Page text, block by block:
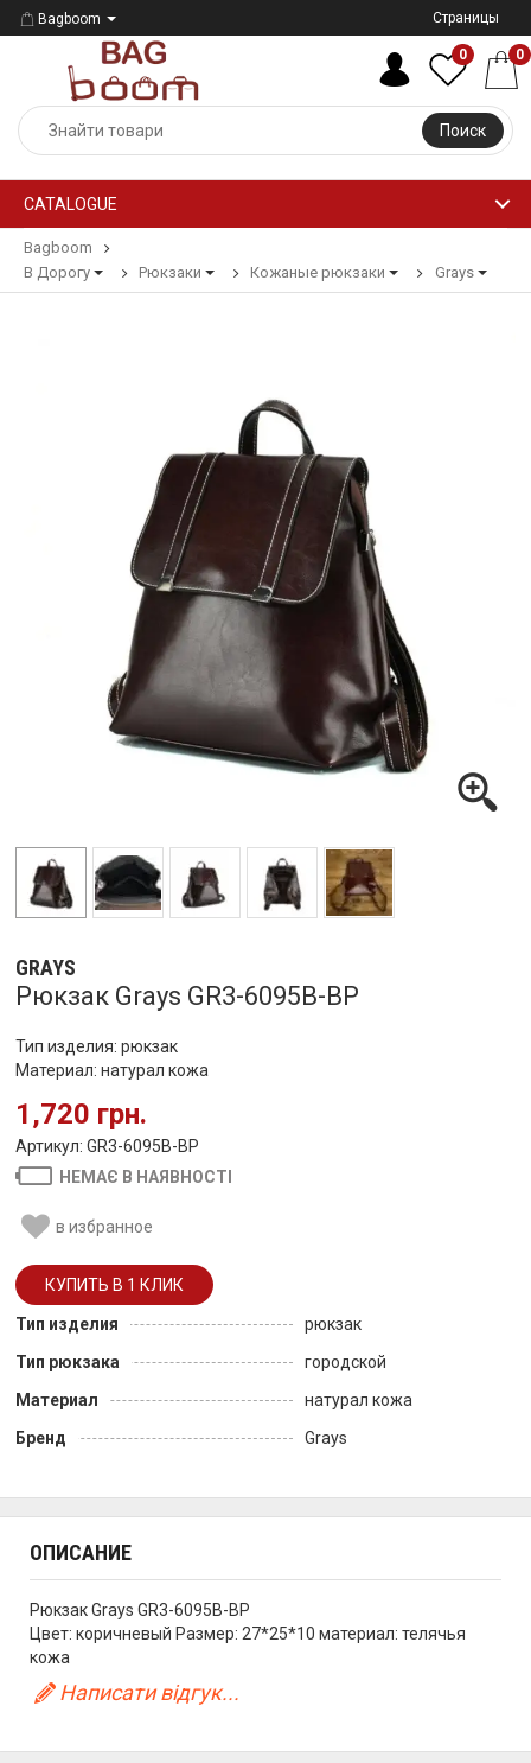
Bagboom Страницы
Поиск
0 0
CATALOGUE
Bagboom
В Дорогу
Рюкзаки Кожаные рюкзаки Grays
GRAYS
Рюкзак Grays GR3-6095B-BP
Тип изделия: рюкзак
Материал: натурал кожа
1,720 грн.
Артикул: GR3-6095B-BP
НЕМАЄ В НАЯВНОСТІ
в избранное
Тип изделия
рюкзак
Тип рюкзака
городской
Материал
натурал кожа
Бренд
Grays
ОПИСАНИЕ
Рюкзак Grays GR3-6095B-BP
Цвет: коричневый Размер: 27*25*10 материал: телячья
кожа
Написати відгук...